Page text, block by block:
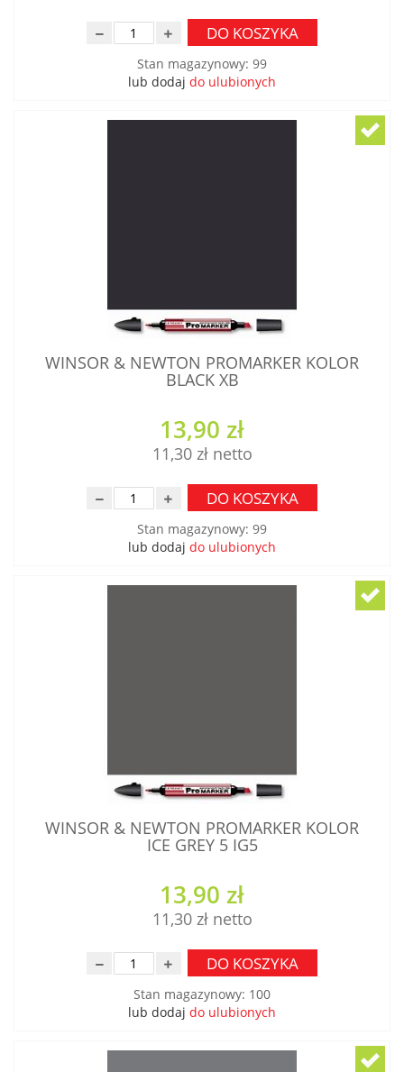
DO KOSZYKA
Stan magazynowy: 99
lub dodaj do ulubionych
WINSOR & NEWTON PROMARKER KOLOR
BLACK XB
13,90 zł
11,30 zł
DO KOSZYKA
Stan magazynowy: 99
lub dodaj do ulubionych
WINSOR & NEWTON PROMARKER KOLOR
ICE GREY 5 IG5
13,90 zł
11,30 zł
DO KOSZYKA
Stan magazynowy: 100
lub dodaj do ulubionych